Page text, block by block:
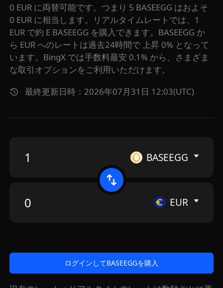
0 EUR に両替可能です。つまり 5 BASEEGG はおよそ
0 EUR に相当します。リアルタイムレートでは、1
EUR で約 E BASEEGG を購入できます。BASEEGG か
ら EUR へのレートは過去24時間で 上昇 0% となって
います。BingX では手数料最安 0.1% から、さまざま
な取引オプションをご利用いただけます。
最終更新日時：2026年07月31日 12:03(UTC)
BASEEGG
EUR
ログインしてBASEEGGを購入